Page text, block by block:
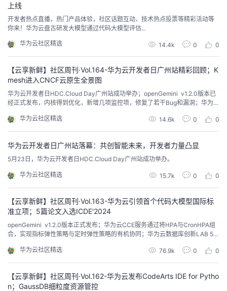
上线
开发者热点直播，热门产品体验，社区话题互动、技术热点投票等精彩活动等
你来！华为云盘古研发大模型通过代码大模型评估...
华为云社区精选 14.4k 0 0
【云享新鲜】社区周刊·Vol.164-华为云开发者日广州站精彩回顾；K
mesh进入CNCF云原生全景图
华为云开发者日HDC.Cloud Day广州站成功举办；openGemini v1.2.0版本已
经正式发布，内核得到优化，新增几项监控项，修复了若干Bug和漏洞；华为G
华为云社区精选
14.6k 0 0
华为云开发者日广州站落幕：共创智能未来，开发者力量凸显
5月23日，华为云开发者日HDC.Cloud Day广州站成功举办。
华为云社区精选 15.7k 0 0
【云享新鲜】社区周刊·Vol.163-华为云引领首个代码大模型国际标
准立项；5篇论文入选ICDE'2024
openGemini v1.2.0版本正式发布；华为云CCE服务通过将HPA与CronHPA组
合，实现指标弹性策略与定时弹性策略的有机协同；华为云数据库创新LAB 5篇
索引的Insert语句的执行过程。
华为云社区精选 76.9k 0 0
【云享新鲜】社区周刊·Vol.162-华为云发布CodeArts IDE for Pytho
n；GaussDB细粒度资源管控